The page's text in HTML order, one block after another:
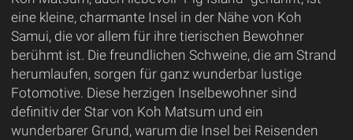
eine kleine, charmante Insel in der Nähe von Koh
Samui, die vor allem für ihre tierischen Bewohner
berühmt ist. Die freundlichen Schweine, die am Strand
herumlaufen, sorgen für ganz wunderbar lustige
Fotomotive. Diese herzigen Inselbewohner sind
definitiv der Star von Koh Matsum und ein
wunderbarer Grund, warum die Insel bei Reisenden